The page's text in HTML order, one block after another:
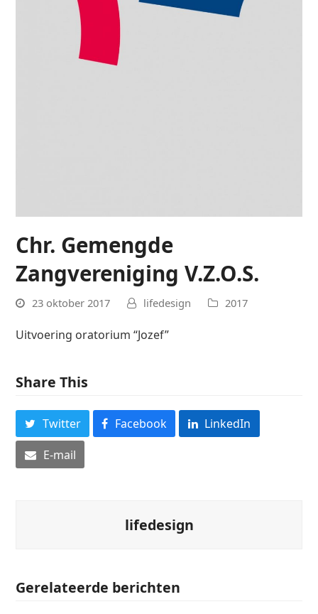
Chr. Gemengde
Zangvereniging V.Z.O.S.
23 oktober 2017 lifedesign 2017
Uitvoering oratorium “Jozef”
Share This
Twitter Facebook
LinkedIn
E-mail
lifedesign
Gerelateerde berichten